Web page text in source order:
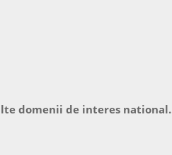
domenii de interes national.